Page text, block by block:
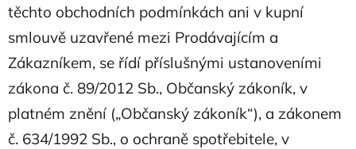
těchto obchodních podmínkách ani v kupní
smlouvě uzavřené mezi Prodávajícím a
Zákazníkem, se řídí příslušnými ustanoveními
zákona č. 89/2012 Sb., Občanský zákoník, v
platném znění („Občanský zákoník“), a zákonem
č. 634/1992 Sb., o ochraně spotřebitele, v